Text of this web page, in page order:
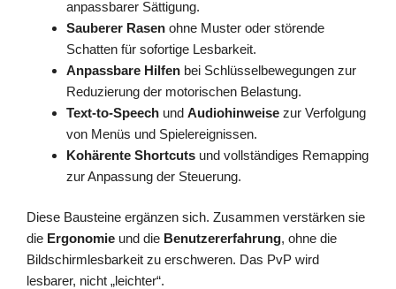
anpassbarer Sättigung.
Sauberer Rasen ohne Muster oder störende
Schatten für sofortige Lesbarkeit.
Anpassbare Hilfen bei Schlüsselbewegungen zur
Reduzierung der motorischen Belastung.
Text-to-Speech und Audiohinweise zur Verfolgung
von Menüs und Spielereignissen.
Kohärente Shortcuts und vollständiges Remapping
zur Anpassung der Steuerung.
Diese Bausteine ergänzen sich. Zusammen verstärken sie
die Ergonomie und die Benutzererfahrung, ohne die
Bildschirmlesbarkeit zu erschweren. Das PvP wird
lesbarer, nicht „leichter“.